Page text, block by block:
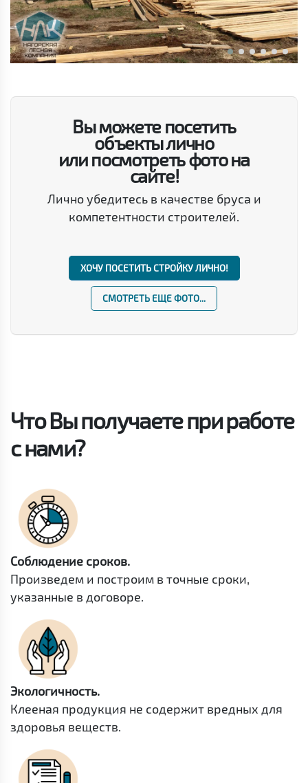
Вы можете посетить
объекты лично
или посмотреть фото на
сайте!
Лично убедитесь в качестве бруса и
компетентности строителей.
ХОЧУ ПОСЕТИТЬ СТРОЙКУ ЛИЧНО!
СМОТРЕТЬ ЕЩЕ ФОТО...
Что Вы получаете при работе
с нами?
Соблюдение сроков.
Произведем и построим в точные сроки,
указанные в договоре.
Экологичность.
Клееная продукция не содержит вредных для
здоровья веществ.